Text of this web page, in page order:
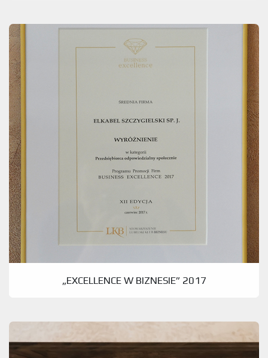
„EXCELLENCE W BIZNESIE” 2017